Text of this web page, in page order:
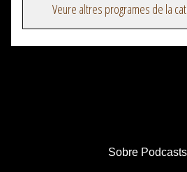
Veure altres programes de la
Sobre